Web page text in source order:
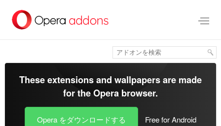
メ
These extensions and wallpapers are made
for theOpera browser.
Opera をダウンロードする Free for Android